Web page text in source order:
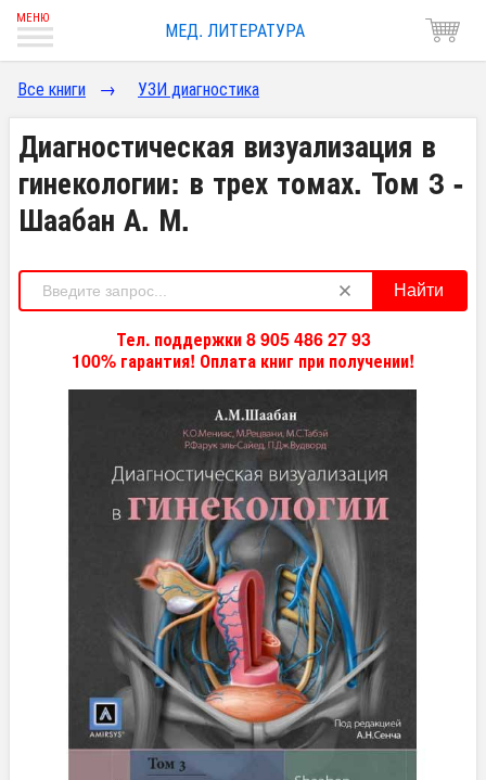
МЕД. ЛИТЕРАТУРА
Все книги → УЗИ диагностика
Диагностическая визуализация в
гинекологии: в трех томах. Том 3 -
Шаабан А. М.
Найти
Тел. поддержки 8 905 486 27 93
100% гарантия! Оплата книг при получении!